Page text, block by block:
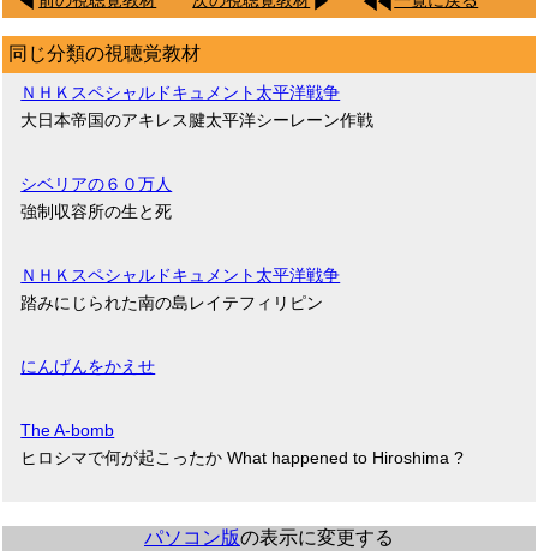
同じ分類の視聴覚教材
ＮＨＫスペシャルドキュメント太平洋戦争
大日本帝国のアキレス腱太平洋シーレーン作戦
シベリアの６０万人
強制収容所の生と死
ＮＨＫスペシャルドキュメント太平洋戦争
踏みにじられた南の島レイテフィリピン
にんげんをかえせ
The A-bomb
ヒロシマで何が起こったか What happened to Hiroshima ?
パソコン版の表示に変更する